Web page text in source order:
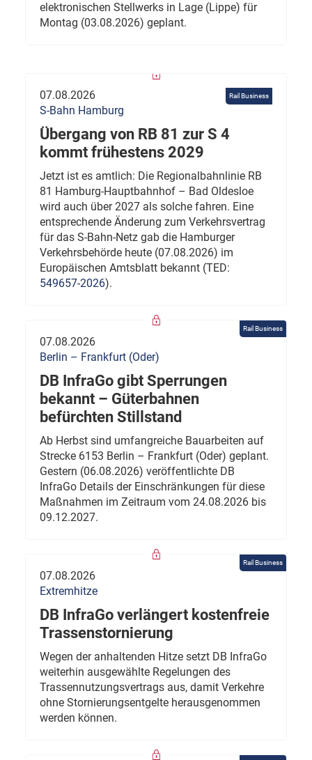
elektronischen Stellwerks in Lage (Lippe) für
Montag (03.08.2026) geplant.
Rail Business
07.08.2026
S-Bahn Hamburg
Übergang von RB 81 zur S 4
kommt frühestens 2029
Jetzt ist es amtlich: Die Regionalbahnlinie RB
81 Hamburg-Hauptbahnhof – Bad Oldesloe
wird auch über 2027 als solche fahren. Eine
entsprechende Änderung zum Verkehrsvertrag
für das S-Bahn-Netz gab die Hamburger
Verkehrsbehörde heute (07.08.2026) im
Europäischen Amtsblatt bekannt (TED:
549657-2026).
Rail Business
07.08.2026
Berlin – Frankfurt (Oder)
DB InfraGo gibt Sperrungen
bekannt – Güterbahnen
befürchten Stillstand
Ab Herbst sind umfangreiche Bauarbeiten auf
Strecke 6153 Berlin – Frankfurt (Oder) geplant.
Gestern (06.08.2026) veröffentlichte DB
InfraGo Details der Einschränkungen für diese
Maßnahmen im Zeitraum vom 24.08.2026 bis
09.12.2027.
Rail Business
07.08.2026
Extremhitze
DB InfraGo verlängert kostenfreie
Trassenstornierung
Wegen der anhaltenden Hitze setzt DB InfraGo
weiterhin ausgewählte Regelungen des
Trassennutzungsvertrags aus, damit Verkehre
ohne Stornierungsentgelte herausgenommen
werden können.